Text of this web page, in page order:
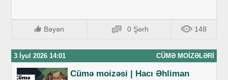
Bəyən 0 Şərh 148
3 İyul 2026 14:01 CÜMƏ MOIZƏLƏRI
Cümə moizəsi | Hacı Əhliman